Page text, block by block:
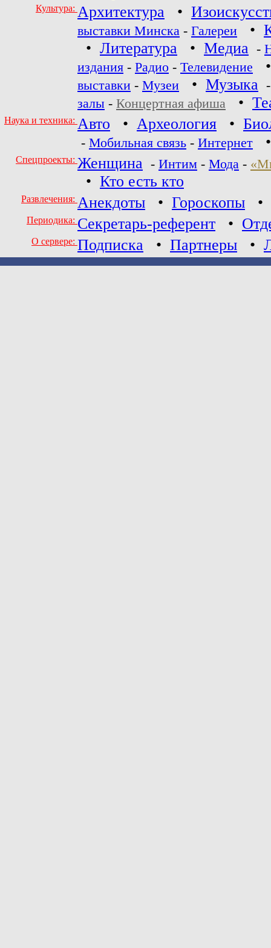
Культура: Архитектура •
выставки Минска - Галереи •
• Литература • Медиа -
издания - Радио - Телевидение
выставки - Музеи • Музыка
залы - Концертная афиша •
Наука и техника: Авто • Археология •
- Мобильная связь - Интернет
Спецпроекты: Женщина - Интим - Мода -
• Кто есть кто
Развлечения: Анекдоты • Гороскопы •
Периодика: Секретарь-референт •
О сервере: Подписка • Партнеры •